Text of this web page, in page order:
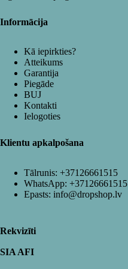
Informācija
Kā iepirkties?
Atteikums
Garantija
Piegāde
BUJ
Kontakti
Ielogoties
Klientu apkalpošana
Tālrunis: +37126661515
WhatsApp: +37126661515
Epasts: info@dropshop.lv
Rekvizīti
SIA AFI